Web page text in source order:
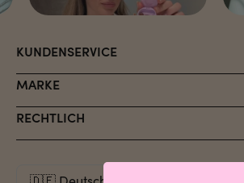
KUNDENSERVICE
MARKE
RECHTLICH